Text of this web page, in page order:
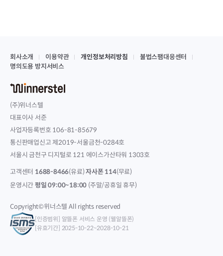
회사소개 이용약관 개인정보처리방침
불법스팸대응센터
명의도용 방지서비스
(주)위너스텔
대표이사 서준
사업자등록번호 106-81-85679
통신판매업신고 제2019-서울금천-0284호
서울시 금천구 디지털로 121 에이스가산타워 1303호
고객센터 1688-8466(유료)자사폰 114(무료)
운영시간평일 09:00~18:00 (주말/공휴일 휴무)
Copyright©위너스텔 All rights reserved
[인증범위] 알뜰폰 서비스 운영 (웰알뜰폰)
[유효기간] 2025-10-22~2028-10-21